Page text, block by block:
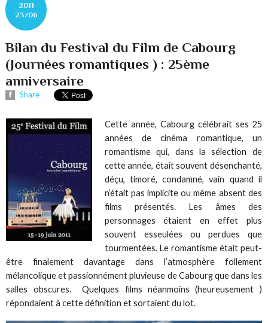
2011
23/06
Bilan du Festival du Film de Cabourg
(Journées romantiques ) : 25ème
anniversaire
Share
Cette année, Cabourg célébrait ses 25
années de cinéma romantique, un
romantisme qui, dans la sélection de
cette année, était souvent désenchanté,
déçu, timoré, condamné, vain quand il
n’était pas implicite ou même absent des
films présentés. Les âmes des
personnages étaient en effet plus
souvent esseulées ou perdues que
tourmentées. Le romantisme était peut-
être finalement davantage dans l’atmosphère follement
mélancolique et passionnément pluvieuse de Cabourg que dans les
salles obscures. Quelques films néanmoins (heureusement )
répondaient à cette définition et sortaient du lot.